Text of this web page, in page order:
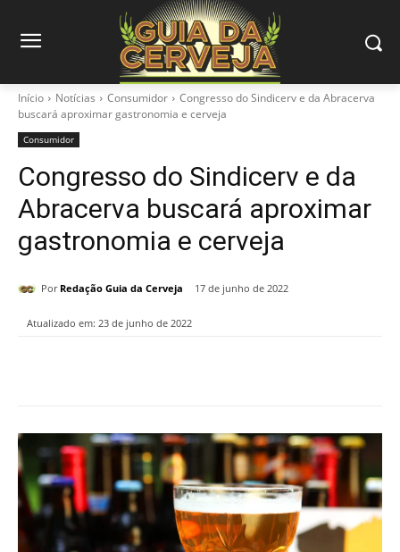
Início Notícias Consumidor
Congresso do Sindicerv e da Abracerva
buscará aproximar gastronomia e cerveja
Consumidor
Congresso do Sindicerv e da
Abracerva buscará aproximar
gastronomia e cerveja
Por Redação Guia da Cerveja 17 de junho de 2022
Atualizado em: 23 de junho de 2022